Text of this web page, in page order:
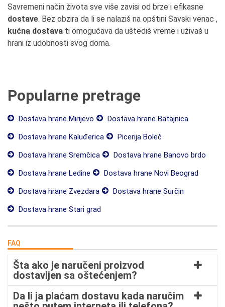
Savremeni način života sve više zavisi od brze i efikasne
dostave. Bez obzira da li se nalaziš na opštini Savski venac ,
kućna dostava ti omogućava da uštediš vreme i uživaš u
hrani iz udobnosti svog doma.
Popularne pretrage
Dostava hrane Mirijevo
Dostava hrane Batajnica
Dostava hrane Kaluđerica
Picerija Boleč
Dostava hrane Sremčica
Dostava hrane Banovo brdo
Dostava hrane Ledine
Dostava hrane Novi Beograd
Dostava hrane Zvezdara
Dostava hrane Surčin
Dostava hrane Stari grad
FAQ
Šta ako je naručeni proizvod
dostavljen sa oštećenjem?
Da li ja plaćam dostavu kada naručim